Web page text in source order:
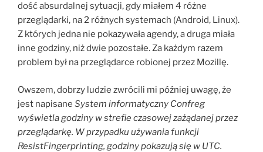
dość absurdalnej sytuacji, gdy miałem 4 różne
przeglądarki, na 2 różnych systemach (Android, Linux).
Z których jedna nie pokazywała agendy, a druga miała
inne godziny, niż dwie pozostałe. Za każdym razem
problem był na przeglądarce robionej przez Mozillę.
Owszem, dobrzy ludzie zwrócili mi później uwagę, że
jest napisane System informatyczny Confreg
wyświetla godziny w strefie czasowej zażądanej przez
przeglądarkę. W przypadku używania funkcji
ResistFingerprinting, godziny pokazują się w UTC.